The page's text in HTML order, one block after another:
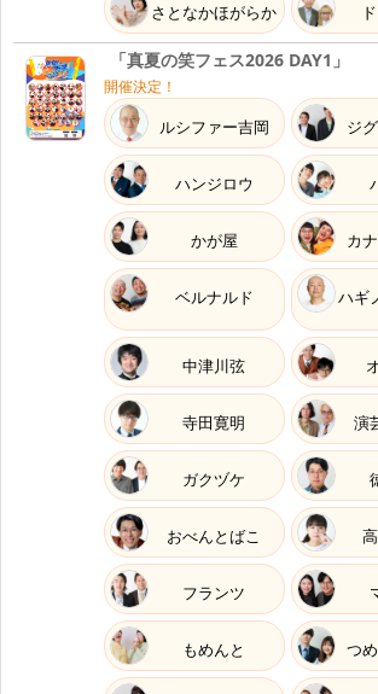
さとなかほがらか
「真夏の笑フェス2026 DAY1」
開催決定！
ルシファー吉岡 ジ
ハンジロウ
かが屋 カ
ベルナルド
ハギ
中津川弦
寺田寛明 演
ガクヅケ
おべんとばこ
フランツ
もめんと つ